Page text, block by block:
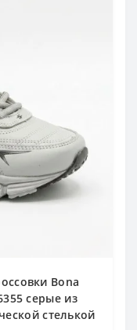
Bona
серые из
стелькой